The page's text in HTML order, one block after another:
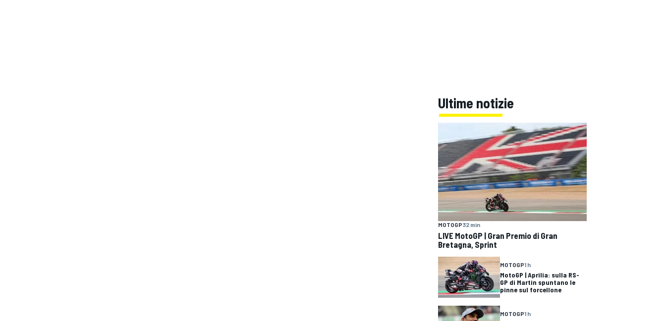
Ultime notizie
MOTOGP32 min
LIVE MotoGP | Gran Premio di Gran
Bretagna, Sprint
MOTOGP1 h
MotoGP | Aprilia: sulla RS-
GP di Martin spuntano le
pinne sul forcellone
MOTOGP1 h